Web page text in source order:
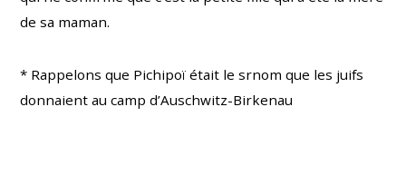
de sa maman.
* Rappelons que Pichipoï était le srnom que les juifs
donnaient au camp d’Auschwitz-Birkenau